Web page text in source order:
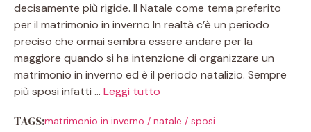
decisamente più rigide. Il Natale come tema preferito
per il matrimonio in inverno In realtà c’è un periodo
preciso che ormai sembra essere andare per la
maggiore quando si ha intenzione di organizzare un
matrimonio in inverno ed è il periodo natalizio. Sempre
più sposi infatti … Leggi tutto
TAGS:matrimonio in inverno / natale / sposi